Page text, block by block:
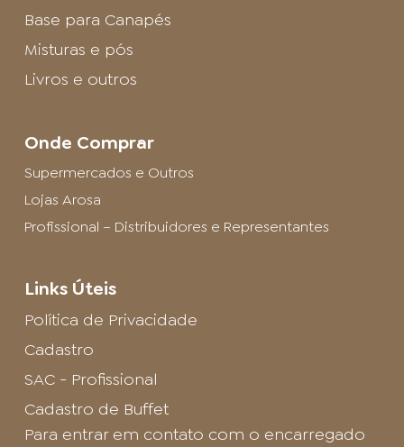
Base para Canapés
Misturas e pós
Livros e outros
Onde Comprar
Supermercados e Outros
Lojas Arosa
Profissional – Distribuidores e Representantes
Links Úteis
Política de Privacidade
Cadastro
SAC - Profissional
Cadastro de Buffet
Para entrar em contato com o encarregado